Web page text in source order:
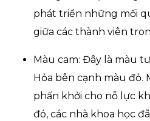
phát triển những mối
giữa các thành viên
Màu cam: Đây là màu
Hỏa bên cạnh màu đỏ.
phấn khởi cho nỗ lực
đó, các nhà khoa học